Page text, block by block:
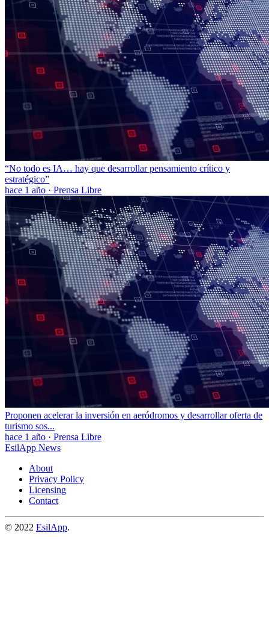
“No todo es IA… hay que desarrollar pensamiento crítico y
estratégico”
hace 1 año · Prensa Libre
Proponen acelerar la inversión en aeródromos y desarrollar oferta de
turismo sos...
hace 1 año · Prensa Libre
EsilApp News
About
Privacy Policy
Licensing
Contact
© 2022 EsilApp.